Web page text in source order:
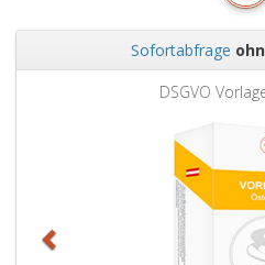
Sofortabfrage
DSGVO